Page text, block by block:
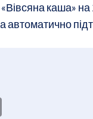
каша» на
автоматично